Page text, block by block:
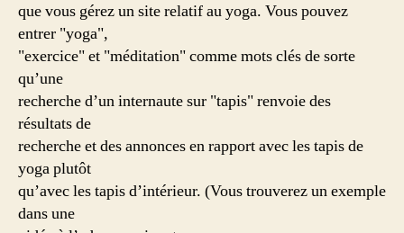
que vous gérez un site relatif au yoga. Vous pouvez
entrer "yoga",
"exercice" et "méditation" comme mots clés de sorte
qu’une
recherche d’un internaute sur "tapis" renvoie des
résultats de
recherche et des annonces en rapport avec les tapis de
yoga plutôt
qu’avec les tapis d’intérieur. (Vous trouverez un exemple
dans une